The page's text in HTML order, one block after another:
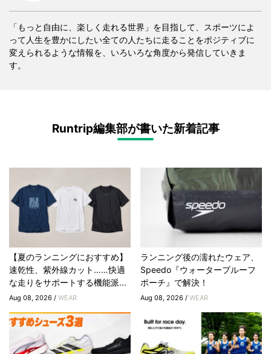
「もっと自由に、楽しく走れる世界」を目指して、スポーツによ
って人生を豊かにしたい全ての人たちに走ることをポジティブに
変えられるような情報を、いろいろな角度から発信していきま
す。
Runtrip編集部が書いた新着記事
【夏のランニングにおすすめ】
速乾性、紫外線カット……快適
な走りをサポートする機能派...
Aug 08, 2026 / WEAR
ランニング後の濡れたウェア、
Speedo『ウォータープルーフ
ポーチ』で解決！
Aug 08, 2026 /WEAR